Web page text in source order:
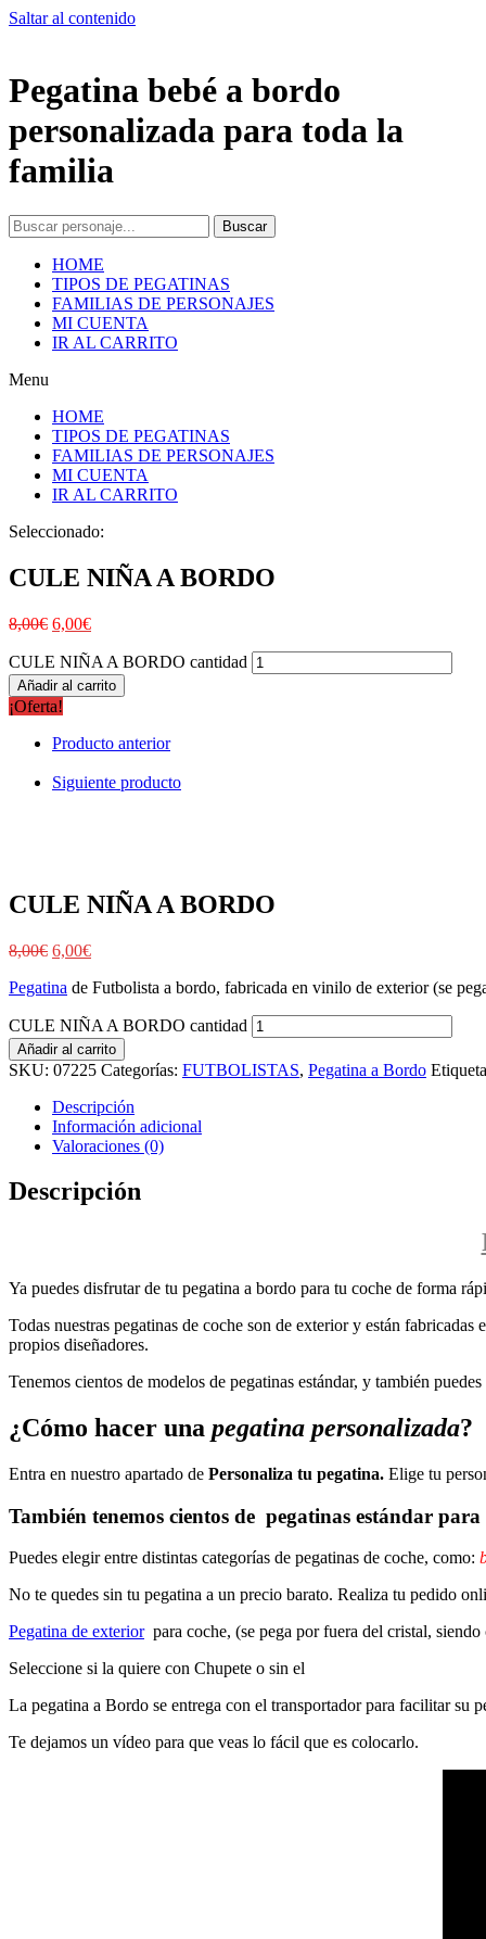
Saltar al contenido
Pegatina bebé a bordo
personalizada para toda la
familia
Buscar
HOME
TIPOS DE PEGATINAS
FAMILIAS DE PERSONAJES
MI CUENTA
IR AL CARRITO
Menu
HOME
TIPOS DE PEGATINAS
FAMILIAS DE PERSONAJES
MI CUENTA
IR AL CARRITO
Seleccionado:
CULE NIÑA A BORDO
8,00€ 6,00€
CULE NIÑA A BORDO cantidad
Añadir al carrito
¡Oferta!
Producto anterior
Siguiente producto
CULE NIÑA A BORDO
8,00€ 6,00€
Pegatina de Futbolista a bordo, fabricada en vinilo de exterior (se
CULE NIÑA A BORDO cantidad
Añadir al carrito
SKU: 07225 Categorías: FUTBOLISTAS, Pegatina a Bordo
Descripción
Información adicional
Valoraciones (0)
Descripción
Ya puedes disfrutar de tu pegatina a bordo para tu coche de forma
Todas nuestras pegatinas de coche son de exterior y están
propios diseñadores.
Tenemos cientos de modelos de pegatinas estándar, y también
¿Cómo hacer una pegatina personalizada?
Entra en nuestro apartado de Personaliza tu pegatina. Elige tu
También tenemos cientos de pegatinas estándar para
Puedes elegir entre distintas categorías de pegatinas de coche, como:
No te quedes sin tu pegatina a un precio barato. Realiza tu pedido
Pegatina de exteriorpara coche, (se pega por fuera del cristal,
Seleccione si la quiere con Chupete o sin el
La pegatina a Bordo se entrega con el transportador para facilitar su
Te dejamos un vídeo para que veas lo fácil que es colocarlo.